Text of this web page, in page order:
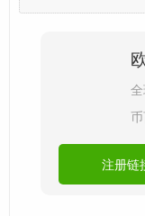
币
注册链